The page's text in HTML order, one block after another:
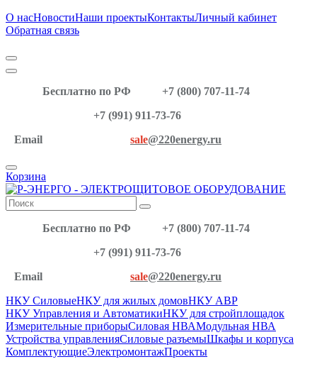
О насНовостиНаши проектыКонтактыЛичный кабинет
Обратная связь
Бесплатно по РФ
+7 (800) 707-11-74
+7 (991) 911-73-76
Email
sale@220energy.ru
Корзина
Бесплатно по РФ
+7 (800) 707-11-74
+7 (991) 911-73-76
Email
sale@220energy.ru
НКУ СиловыеНКУ для жилых домовНКУ АВР
НКУ Управления и АвтоматикиНКУ для стройплощадок
Измерительные приборыСиловая НВАМодульная НВА
Устройства управленияСиловые разъемыШкафы и корпуса
КомплектующиеЭлектромонтажПроекты